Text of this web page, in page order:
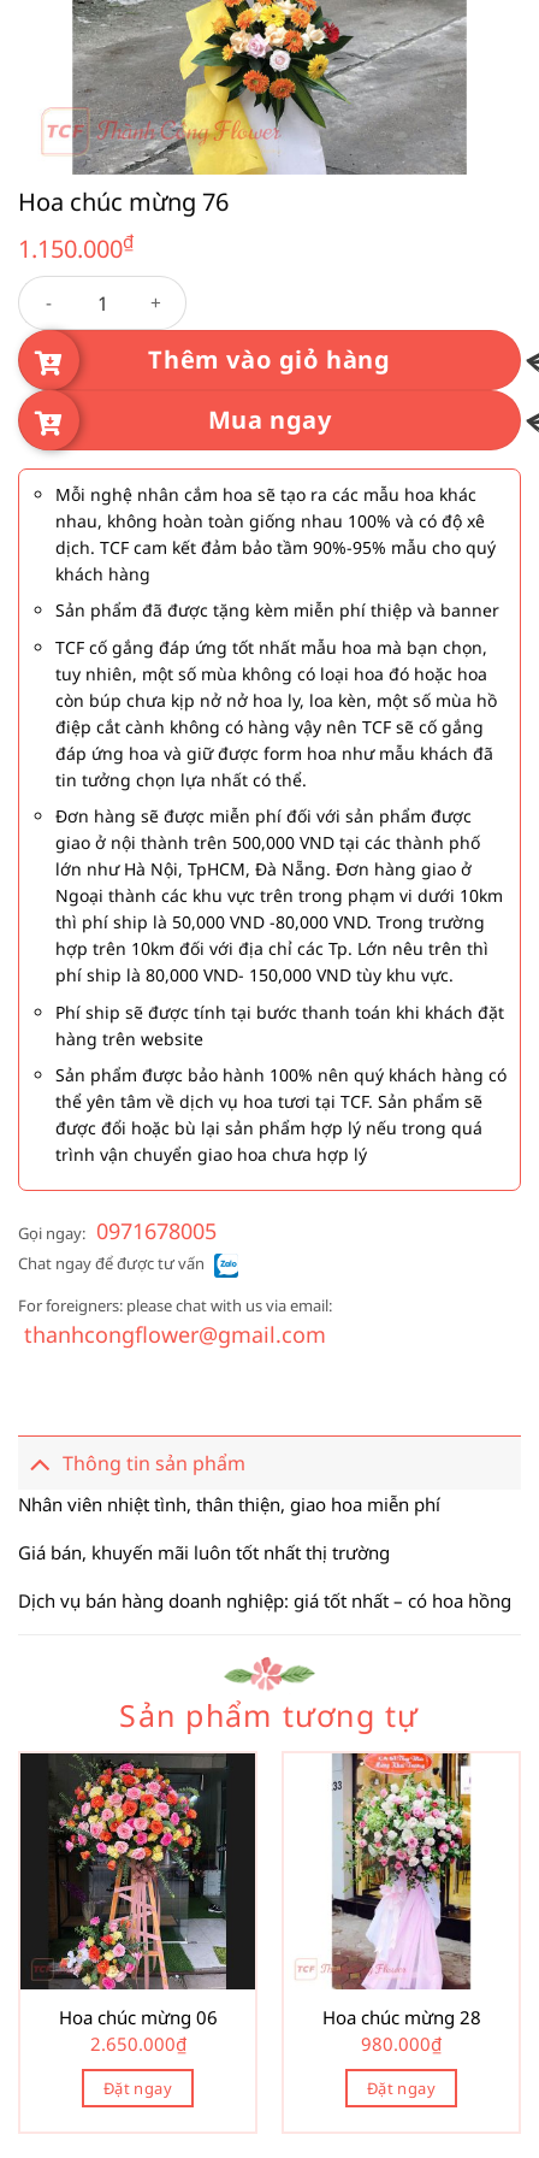
Hoa chúc mừng 76
1.150.000₫
Hoa chúc mừng 76 số lượng
Thêm vào giỏ hàng
Mua ngay
Mỗi nghệ nhân cắm hoa sẽ tạo ra các mẫu hoa khác
nhau, không hoàn toàn giống nhau 100% và có độ xê
dịch. TCF cam kết đảm bảo tầm 90%-95% mẫu cho quý
khách hàng
Sản phẩm đã được tặng kèm miễn phí thiệp và banner
TCF cố gắng đáp ứng tốt nhất mẫu hoa mà bạn chọn,
tuy nhiên, một số mùa không có loại hoa đó hoặc hoa
còn búp chưa kịp nở nở hoa ly, loa kèn, một số mùa hồ
điệp cắt cành không có hàng vậy nên TCF sẽ cố gắng
đáp ứng hoa và giữ được form hoa như mẫu khách đã
tin tưởng chọn lựa nhất có thể.
Đơn hàng sẽ được miễn phí đối với sản phẩm được
giao ở nội thành trên 500,000 VND tại các thành phố
lớn như Hà Nội, TpHCM, Đà Nẵng. Đơn hàng giao ở
Ngoại thành các khu vực trên trong phạm vi dưới 10km
thì phí ship là 50,000 VND -80,000 VND. Trong trường
hợp trên 10km đối với địa chỉ các Tp. Lớn nêu trên thì
phí ship là 80,000 VND- 150,000 VND tùy khu vực.
Phí ship sẽ được tính tại bước thanh toán khi khách đặt
hàng trên website
Sản phẩm được bảo hành 100% nên quý khách hàng có
thể yên tâm về dịch vụ hoa tươi tại TCF. Sản phẩm sẽ
được đổi hoặc bù lại sản phẩm hợp lý nếu trong quá
trình vận chuyển giao hoa chưa hợp lý
Gọi ngay: 0971678005
Chat ngay để được tư vấn
For foreigners: please chat with us via email:
thanhcongflower@gmail.com
Thông tin sản phẩm
Nhân viên nhiệt tình, thân thiện, giao hoa miễn phí
Giá bán, khuyến mãi luôn tốt nhất thị trường
Dịch vụ bán hàng doanh nghiệp: giá tốt nhất – có hoa hồng
Sản phẩm tương tự
Hoa chúc mừng 06
2.650.000₫
Đặt ngay
Hoa chúc mừng 28
980.000₫
Đặt ngay